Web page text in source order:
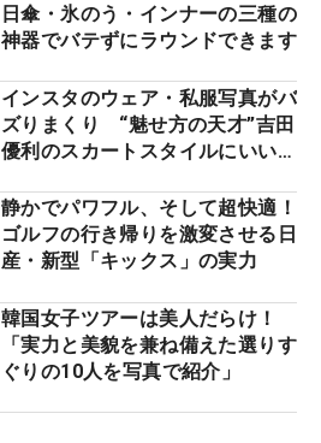
日傘・氷のう・インナーの三種の
神器でバテずにラウンドできます
インスタのウェア・私服写真がバ
ズりまくり “魅せ方の天才”吉田
優利のスカートスタイルにいい
静かでパワフル、そして超快適！
ゴルフの行き帰りを激変させる日
産・新型「キックス」の実力
韓国女子ツアーは美人だらけ！
「実力と美貌を兼ね備えた選りす
ぐりの10人を写真で紹介」